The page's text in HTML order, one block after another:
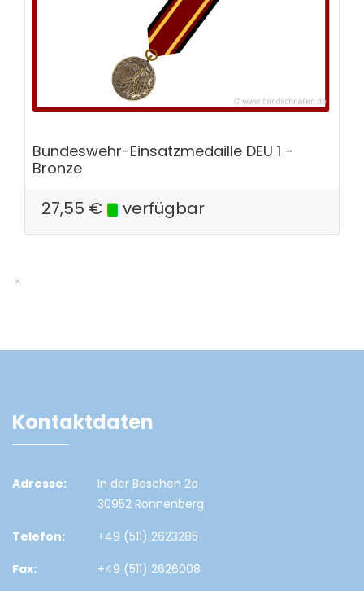
Bundeswehr-Einsatzmedaille DEU 1 -
Bronze
27,55 € verfügbar
Kontaktdaten
Adresse:
In der Beschen 2a
30952 Ronnenberg
Telefon:
+49 (511) 2623285
Fax:
+49 (511) 2626008